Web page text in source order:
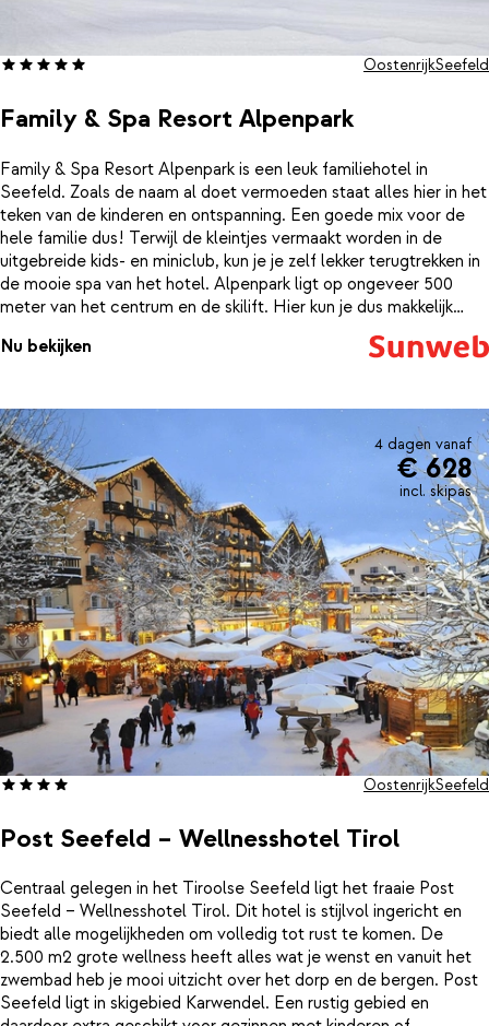
Family & Spa Resort Alpenpark
OostenrijkSeefeld
Family & Spa Resort Alpenpark is een leuk familiehotel in
Seefeld. Zoals de naam al doet vermoeden staat alles hier in het
teken van de kinderen en ontspanning. Een goede mix voor de
hele familie dus! Terwijl de kleintjes vermaakt worden in de
uitgebreide kids- en miniclub, kun je je zelf lekker terugtrekken in
de mooie spa van het hotel. Alpenpark ligt op ongeveer 500
meter van het centrum en de skilift. Hier kun je dus makkelijk
hoek van het resort stopt. Je verblijft hier op basis van
Nu bekijken
4 dagen vanaf
€ 628
incl. skipas
Post Seefeld – Wellnesshotel Tirol
OostenrijkSeefeld
Centraal gelegen in het Tiroolse Seefeld ligt het fraaie Post
Seefeld – Wellnesshotel Tirol. Dit hotel is stijlvol ingericht en
biedt alle mogelijkheden om volledig tot rust te komen. De
2.500 m2 grote wellness heeft alles wat je wenst en vanuit het
zwembad heb je mooi uitzicht over het dorp en de bergen. Post
Seefeld ligt in skigebied Karwendel. Een rustig gebied en